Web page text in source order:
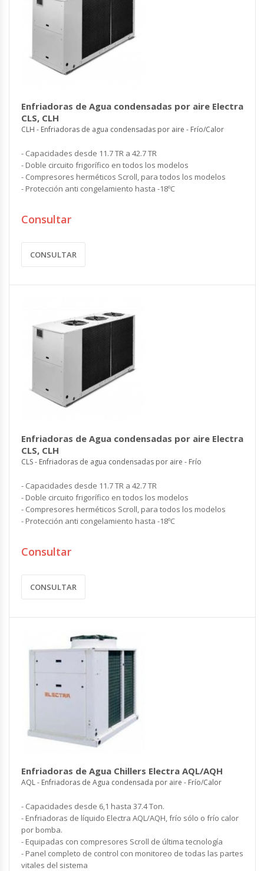
Enfriadoras de Agua condensadas por aire Electra
CLS, CLH
CLH - Enfriadoras de agua condensadas por aire - Frío/Calor
- Capacidades desde 11.7 TR a 42.7 TR
- Doble circuito frigorífico en todos los modelos
- Compresores herméticos Scroll, para todos los modelos
- Protección anti congelamiento hasta -18ºC
Consultar
CONSULTAR
Enfriadoras de Agua condensadas por aire Electra
CLS, CLH
CLS - Enfriadoras de agua condensadas por aire - Frío
- Capacidades desde 11.7 TR a 42.7 TR
- Doble circuito frigorífico en todos los modelos
- Compresores herméticos Scroll, para todos los modelos
- Protección anti congelamiento hasta -18ºC
Consultar
CONSULTAR
Enfriadoras de Agua Chillers Electra AQL/AQH
AQL - Enfriadoras de Agua condensada por aire - Frío/Calor
- Capacidades desde 6,1 hasta 37.4 Ton.
- Enfriadoras de líquido Electra AQL/AQH, frío sólo o frío calor
por bomba.
- Equipadas con compresores Scroll de última tecnología
- Panel completo de control con monitoreo de todas las partes
vitales del sistema